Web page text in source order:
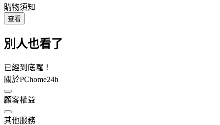
購物須知
查看
別人也看了
已經到底囉！
關於PChome24h
顧客權益
其他服務